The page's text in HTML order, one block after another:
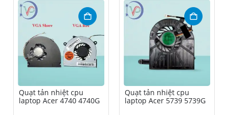
Quạt tản nhiệt cpu
laptop Acer 4740 4740G
Quạt tản nhiệt cpu
laptop Acer 5739 5739G